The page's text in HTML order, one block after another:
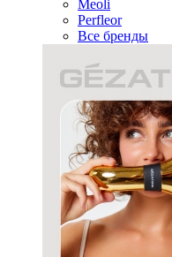
Meoli
Perfleor
Все бренды